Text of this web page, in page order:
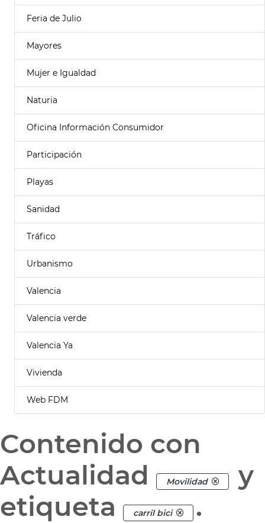
Feria de Julio
Mayores
Mujer e Igualdad
Naturia
Oficina Información Consumidor
Participación
Playas
Sanidad
Tráfico
Urbanismo
Valencia
Valencia verde
Valencia Ya
Vivienda
Web FDM
Contenido con
Actualidad
Movilidad
y
etiqueta
carril bici .